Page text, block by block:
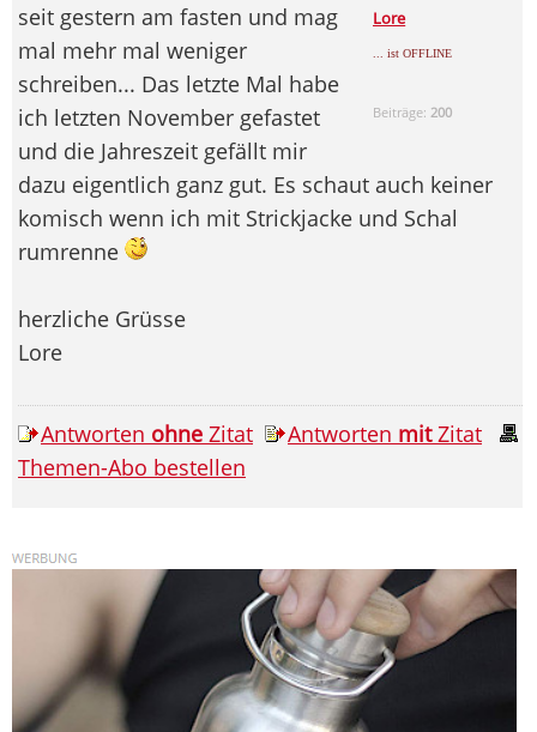
Lore
... ist OFFLINE
Beiträge: 200
seit gestern am fasten und mag
mal mehr mal weniger
schreiben... Das letzte Mal habe
ich letzten November gefastet
und die Jahreszeit gefällt mir
dazu eigentlich ganz gut. Es schaut auch keiner
komisch wenn ich mit Strickjacke und Schal
rumrenne
herzliche Grüsse
Lore
Antworten ohne Zitat Antworten mitZitat
Themen-Abo bestellen